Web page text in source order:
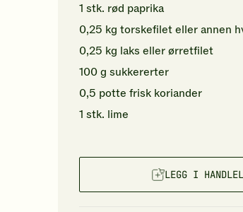
1 stk. rød paprika
0,25 kg torskefileteller annen
0,25 kg laks eller ørretfilet
100g sukkererter
0,5 potte frisk koriander
1 stk. lime
LEGG I